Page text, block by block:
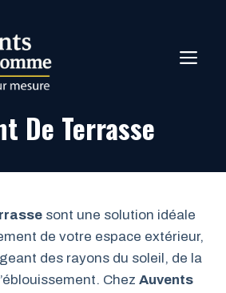
De Terrasse
sont une solution idéale
de votre espace extérieur,
des rayons du soleil, de la
Chez Auvents